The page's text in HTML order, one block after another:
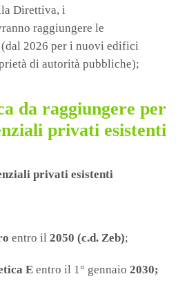
Direttiva, i
raggiungere le
(dal 2026 per i nuovi edifici
di autorità pubbliche);
da raggiungere per
privati esistenti
privati esistenti
entro il 2050 (c.d. Zeb);
E entro il 1° gennaio 2030;